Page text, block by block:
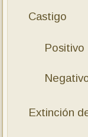
Castigo
Positivo
Extinción